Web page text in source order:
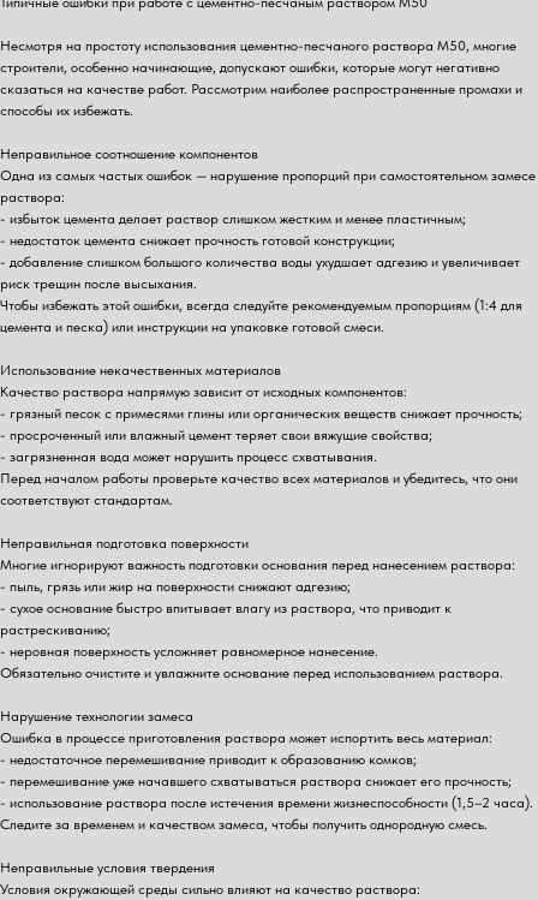
Несмотря на простоту использования цементно-песчаного раствора М50, многие
строители, особенно начинающие, допускают ошибки, которые могут негативно
сказаться на качестве работ. Рассмотрим наиболее распространенные промахи и
способы их избежать.
Неправильное соотношение компонентов
Одна из самых частых ошибок — нарушение пропорций при самостоятельном замесе
раствора:
- избыток цемента делает раствор слишком жестким и менее пластичным;
- недостаток цемента снижает прочность готовой конструкции;
- добавление слишком большого количества воды ухудшает адгезию и увеличивает
риск трещин после высыхания.
Чтобы избежать этой ошибки, всегда следуйте рекомендуемым пропорциям (1:4 для
цемента и песка) или инструкции на упаковке готовой смеси.
Использование некачественных материалов
Качество раствора напрямую зависит от исходных компонентов:
- грязный песок с примесями глины или органических веществ снижает прочность;
- просроченный или влажный цемент теряет свои вяжущие свойства;
- загрязненная вода может нарушить процесс схватывания.
Перед началом работы проверьте качество всех материалов и убедитесь, что они
соответствуют стандартам.
Неправильная подготовка поверхности
Многие игнорируют важность подготовки основания перед нанесением раствора:
- пыль, грязь или жир на поверхности снижают адгезию;
- сухое основание быстро впитывает влагу из раствора, что приводит к
растрескиванию;
- неровная поверхность усложняет равномерное нанесение.
Обязательно очистите и увлажните основание перед использованием раствора.
Нарушение технологии замеса
Ошибка в процессе приготовления раствора может испортить весь материал:
- недостаточное перемешивание приводит к образованию комков;
- перемешивание уже начавшего схватываться раствора снижает его прочность;
- использование раствора после истечения времени жизнеспособности (1,5–2 часа).
Следите за временем и качеством замеса, чтобы получить однородную смесь.
Неправильные условия твердения
Условия окружающей среды сильно влияют на качество раствора: